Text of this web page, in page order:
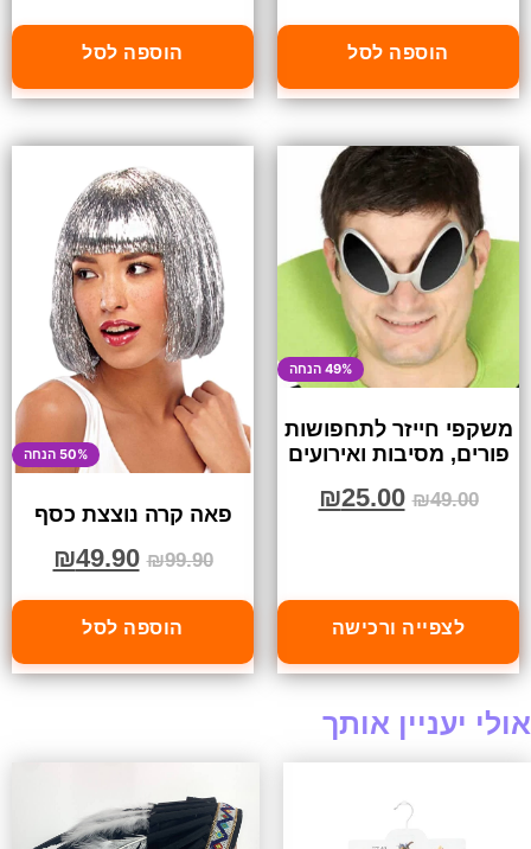
הוספה לסל הוספה לסל
49% הנחה
משקפי חייזר לתחפושות
פורים, מסיבות ואירועים
₪49.00
₪25.00
לצפייה ורכישה
50% הנחה
פאה קרה נוצצת כסף
₪99.90
₪49.90
הוספה לסל
אולי יעניין אותך